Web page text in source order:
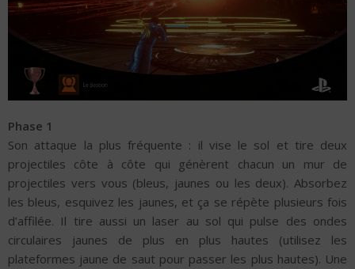
Phase 1
Son attaque la plus fréquente : il vise le sol et tire deux
projectiles côte à côte qui génèrent chacun un mur de
projectiles vers vous (bleus, jaunes ou les deux). Absorbez
les bleus, esquivez les jaunes, et ça se répète plusieurs fois
d’affilée. Il tire aussi un laser au sol qui pulse des ondes
circulaires jaunes de plus en plus hautes (utilisez les
plateformes jaune de saut pour passer les plus hautes). Une